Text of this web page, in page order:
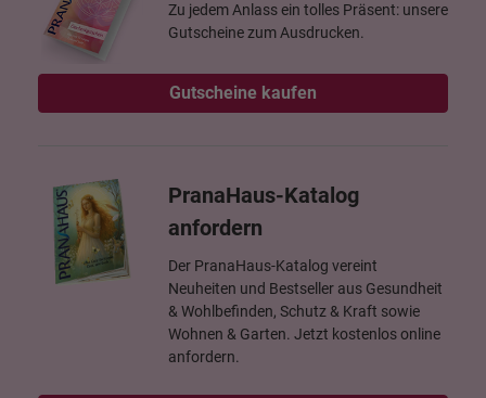
Zu jedem Anlass ein tolles Präsent: unsere
Gutscheine zum Ausdrucken.
Gutscheine kaufen
PranaHaus-Katalog
anfordern
Der PranaHaus-Katalog vereint
Neuheiten und Bestseller aus Gesundheit
& Wohlbefinden, Schutz & Kraft sowie
Wohnen & Garten. Jetzt kostenlos online
anfordern.